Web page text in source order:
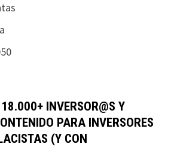
INVERSOR@S Y
PARA INVERSORES
(Y CON